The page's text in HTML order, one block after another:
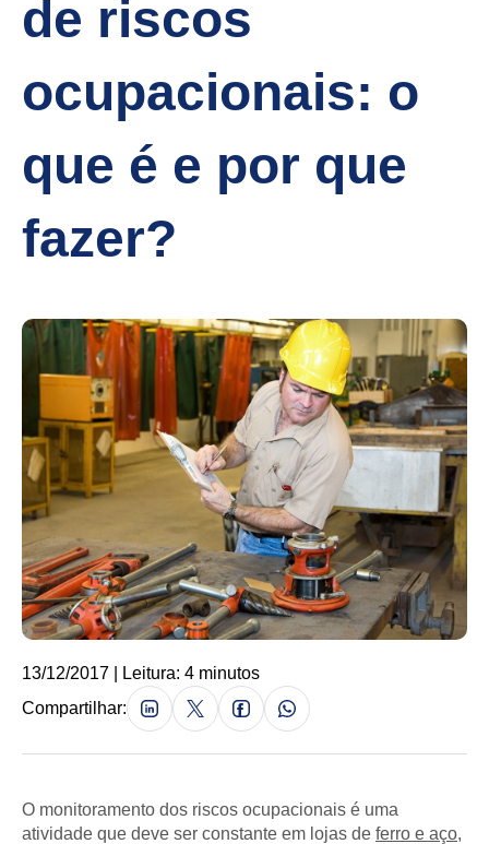
de riscos
ocupacionais: o
que é e por que
fazer?
13/12/2017 | Leitura: 4 minutos
Compartilhar:
O monitoramento dos riscos ocupacionais é uma
atividade que deve ser constante em lojas de ferro e aço,